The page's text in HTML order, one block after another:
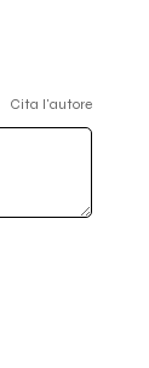
Cita l'autore